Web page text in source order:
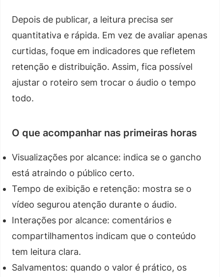
Depois de publicar, a leitura precisa ser
quantitativa e rápida. Em vez de avaliar apenas
curtidas, foque em indicadores que refletem
retenção e distribuição. Assim, fica possível
ajustar o roteiro sem trocar o áudio o tempo
todo.
O que acompanhar nas primeiras horas
Visualizações por alcance: indica se o gancho
está atraindo o público certo.
Tempo de exibição e retenção: mostra se o
vídeo segurou atenção durante o áudio.
Interações por alcance: comentários e
compartilhamentos indicam que o conteúdo
tem leitura clara.
Salvamentos: quando o valor é prático, os